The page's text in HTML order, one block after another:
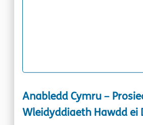
Anabledd Cymru –
Wleidyddiaeth Hawdd ei